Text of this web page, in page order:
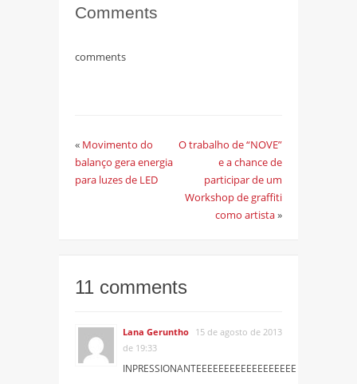
Comments
comments
« Movimento do
balanço gera energia
para luzes de LED
O trabalho de “NOVE”
e a chance de
participar de um
Workshop de graffiti
como artista»
11 comments
Lana Geruntho 15 de agosto de 2013
de 19:33
INPRESSIONANTEEEEEEEEEEEEEEEEEE